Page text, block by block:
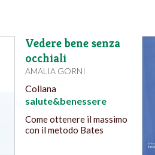
Vedere bene senza
occhiali
AMALIA GORNI
Collana
salute&benessere
Come ottenere il massimo
con il metodo Bates